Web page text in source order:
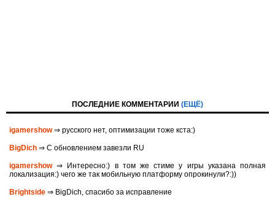
ПОСЛЕДНИЕ КОММЕНТАРИИ (ЕЩЁ)
igamershow⇒ русского нет, оптимизации тоже кста:)
BigDich ⇒ С обновлением завезли RU
igamershow⇒ Интересно:) в том же стиме у игры указана полная
локализация:) чего же так мобильную платформу опрокинули?:))
Brightside ⇒ BigDich, спасибо за исправление